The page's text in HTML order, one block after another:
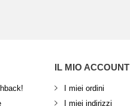
IL MIO ACCOUNT
I miei ordini
I miei indirizzi